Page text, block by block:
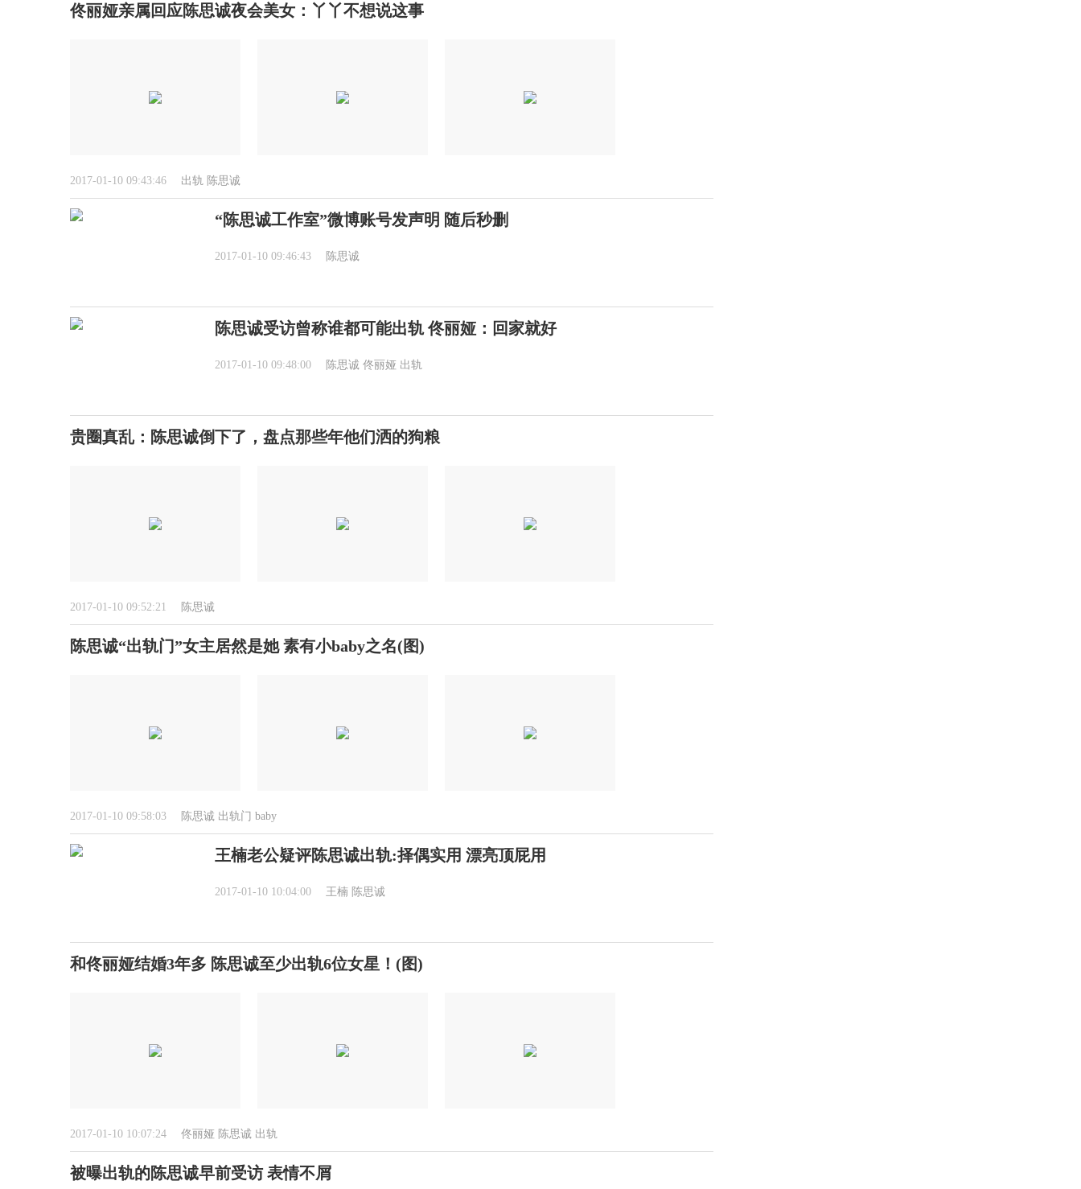
佟丽娅亲属回应陈思诚夜会美女：丫丫不想说这事
2017-01-10 09:43:46 出轨 陈思诚
“陈思诚工作室”微博账号发声明 随后秒删
2017-01-10 09:46:43 陈思诚
陈思诚受访曾称谁都可能出轨 佟丽娅：回家就好
2017-01-10 09:48:00 陈思诚 佟丽娅 出轨
贵圈真乱：陈思诚倒下了，盘点那些年他们洒的狗粮
2017-01-10 09:52:21 陈思诚
陈思诚“出轨门”女主居然是她 素有小baby之名(图)
2017-01-10 09:58:03 陈思诚 出轨门 baby
王楠老公疑评陈思诚出轨:择偶实用 漂亮顶屁用
2017-01-10 10:04:00 王楠 陈思诚
和佟丽娅结婚3年多 陈思诚至少出轨6位女星！(图)
2017-01-10 10:07:24 佟丽娅 陈思诚 出轨
被曝出轨的陈思诚早前受访 表情不屑